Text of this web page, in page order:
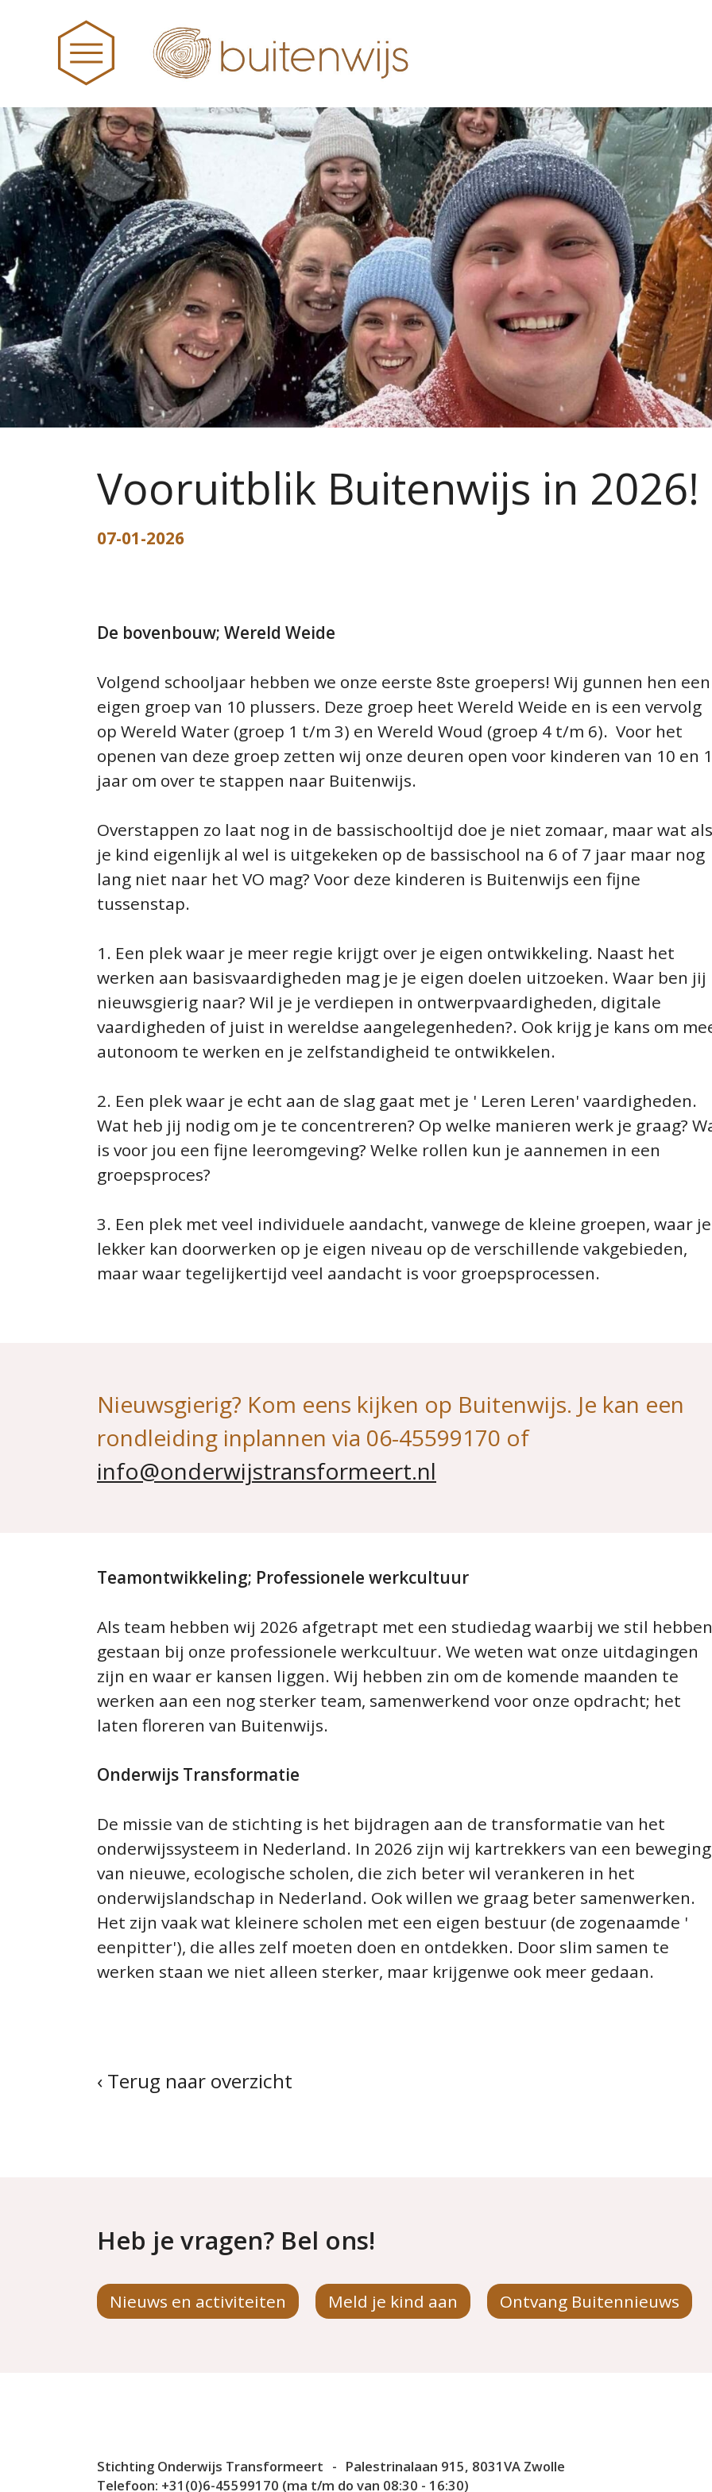
Vooruitblik Buitenwijs in 2026!
07-01-2026
De bovenbouw; Wereld Weide
Volgend schooljaar hebben we onze eerste 8ste groepers! Wij gunnen hen een
eigen groep van 10 plussers. Deze groep heet Wereld Weide en is een vervolg
op Wereld Water (groep 1 t/m 3) en Wereld Woud (groep 4 t/m 6). Voor het
openen van deze groep zetten wij onze deuren open voor kinderen van 10 en
jaar om over te stappen naar Buitenwijs.
Overstappen zo laat nog in de bassischooltijd doe je niet zomaar, maar wat als
je kind eigenlijk al wel is uitgekeken op de bassischool na 6 of 7 jaar maar nog
lang niet naar het VO mag? Voor deze kinderen is Buitenwijs een fijne
tussenstap.
1. Een plek waar je meer regie krijgt over je eigen ontwikkeling. Naast het
werken aan basisvaardigheden mag je je eigen doelen uitzoeken. Waar ben jij
nieuwsgierig naar? Wil je je verdiepen in ontwerpvaardigheden, digitale
vaardigheden of juist in wereldse aangelegenheden?. Ook krijg je kans om
autonoom te werken en je zelfstandigheid te ontwikkelen.
2. Een plek waar je echt aan de slag gaat met je ' Leren Leren' vaardigheden.
Wat heb jij nodig om je te concentreren? Op welke manieren werk je graag?
is voor jou een fijne leeromgeving? Welke rollen kun je aannemen in een
groepsproces?
3. Een plek met veel individuele aandacht, vanwege de kleine groepen, waar je
lekker kan doorwerken op je eigen niveau op de verschillende vakgebieden,
maar waar tegelijkertijd veel aandacht is voor groepsprocessen.
Nieuwsgierig? Kom eens kijken op Buitenwijs. Je kan een
rondleiding inplannen via 06-45599170 of
info@onderwijstransformeert.nl
Teamontwikkeling; Professionele werkcultuur
Als team hebben wij 2026 afgetrapt met een studiedag waarbij we stil hebben
gestaan bij onze professionele werkcultuur. We weten wat onze uitdagingen
zijn en waar er kansen liggen. Wij hebben zin om de komende maanden te
werken aan een nog sterker team, samenwerkend voor onze opdracht; het
laten floreren van Buitenwijs.
Onderwijs Transformatie
De missie van de stichting is het bijdragen aan de transformatie van het
onderwijssysteem in Nederland. In 2026 zijn wij kartrekkers van een beweging
van nieuwe, ecologische scholen, die zich beter wil verankeren in het
onderwijslandschap in Nederland. Ook willen we graag beter samenwerken.
Het zijn vaak wat kleinere scholen met een eigen bestuur (de zogenaamde '
eenpitter'), die alles zelf moeten doen en ontdekken. Door slim samen te
werken staan we niet alleen sterker, maar krijgenwe ook meer gedaan.
‹ Terug naar overzicht
Heb je vragen? Bel ons!
Nieuws en activiteiten Meld je kind aan Ontvang Buitennieuws
HOME
NIEUWS
BUITENWIJS
TEAM
PRAKTISCHE ZAKEN
ONDERWIJS TRANSFORMEERT
DOCUMENTEN
STICHTINGSPROCES
Stichting Onderwijs Transformeert - Palestrinalaan 915, 8031VA Zwolle
Telefoon: +31(0)6-45599170 (ma t/m do van 08:30 - 16:30)